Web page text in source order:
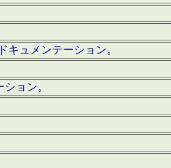
キュメンテーション。
ョン。